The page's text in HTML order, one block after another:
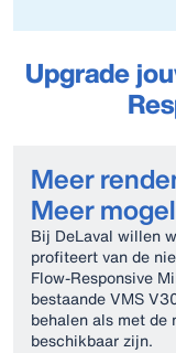
Upgrade
Meer
Meer
Bij DeLaval willen
profiteert van de
Flow‑Responsive
bestaande VMS
behalen als met de
beschikbaar zijn.